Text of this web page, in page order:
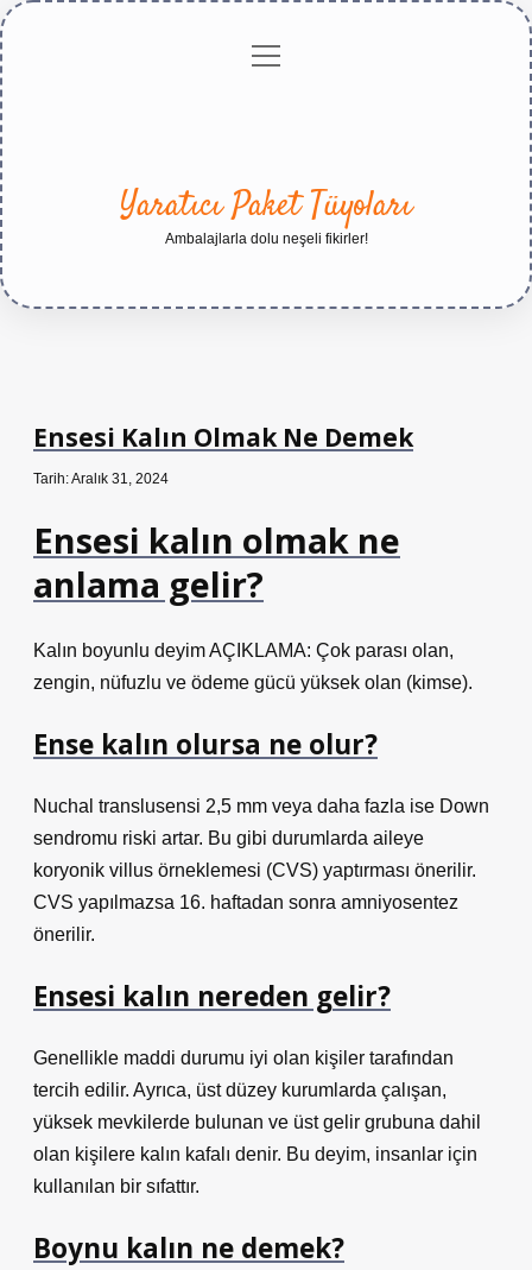
Gizlilikmenüyü
Yaratıcı Paket Tüyoları
Ambalajlarla dolu neşeli fikirler!
Ensesi Kalın Olmak Ne Demek
Tarih: Aralık 31, 2024
Ensesi kalın olmak ne
anlama gelir?
Kalın boyunlu deyim AÇIKLAMA: Çok parası olan,
zengin, nüfuzlu ve ödeme gücü yüksek olan (kimse).
Ense kalın olursa ne olur?
Nuchal translusensi 2,5 mm veya daha fazla ise Down
sendromu riski artar. Bu gibi durumlarda aileye
koryonik villus örneklemesi (CVS) yaptırması önerilir.
CVS yapılmazsa 16. haftadan sonra amniyosentez
önerilir.
Ensesi kalın nereden gelir?
Genellikle maddi durumu iyi olan kişiler tarafından
tercih edilir. Ayrıca, üst düzey kurumlarda çalışan,
yüksek mevkilerde bulunan ve üst gelir grubuna dahil
olan kişilere kalın kafalı denir. Bu deyim, insanlar için
kullanılan bir sıfattır.
Boynu kalın ne demek?